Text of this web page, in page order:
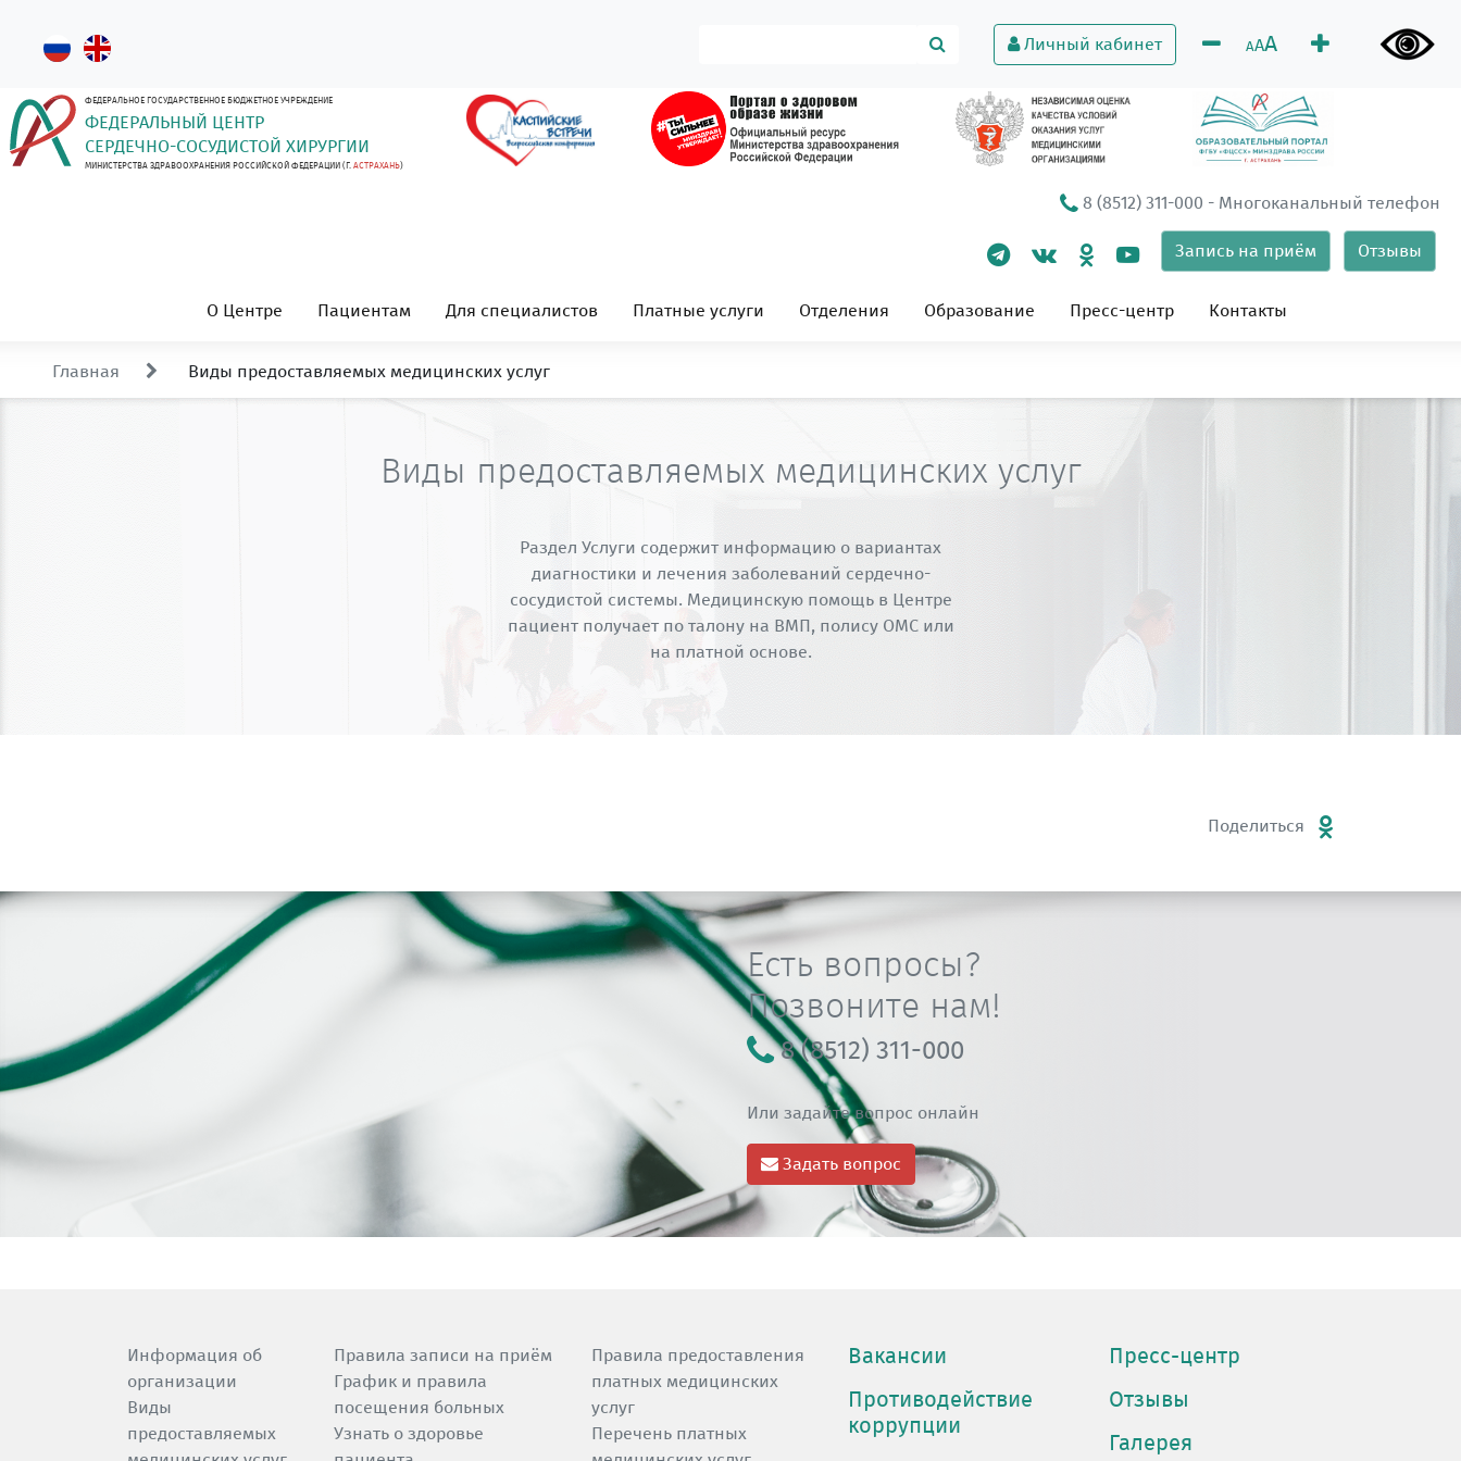
Личный кабинет AAA
ФЕДЕРАЛЬНОЕ ГОСУДАРСТВЕННОЕ БЮДЖЕТНОЕ УЧРЕЖДЕНИЕ
ФЕДЕРАЛЬНЫЙ ЦЕНТР
СЕРДЕЧНО-СОСУДИСТОЙ ХИРУРГИИ
МИНИСТЕРСТВА ЗДРАВООХРАНЕНИЯ РОССИЙСКОЙ ФЕДЕРАЦИИ (Г. АСТРАХАНЬ)
8 (8512) 311-000 - Многоканальный телефон
Запись на приём Отзывы
О Центре Пациентам Для специалистов Платные услуги Отделения Образование Пресс-центр Контакты
Главная Виды предоставляемых медицинских услуг
Виды предоставляемых медицинских услуг
Раздел Услуги содержит информацию о вариантах
диагностики и лечения заболеваний сердечно-
сосудистой системы. Медицинскую помощь в Центре
пациент получает по талону на ВМП, полису ОМС или
на платной основе.
Поделиться
Есть вопросы?
Позвоните нам!
8 (8512) 311-000
Или задайте вопрос онлайн
Задать вопрос
Информация об
организации
Виды
предоставляемых
Правила записи на приём
График и правила
посещения больных
Узнать о здоровье
Правила предоставления
платных медицинских
услуг
Перечень платных
Вакансии
Противодействие
коррупции
Пресс-центр
Отзывы
Галерея